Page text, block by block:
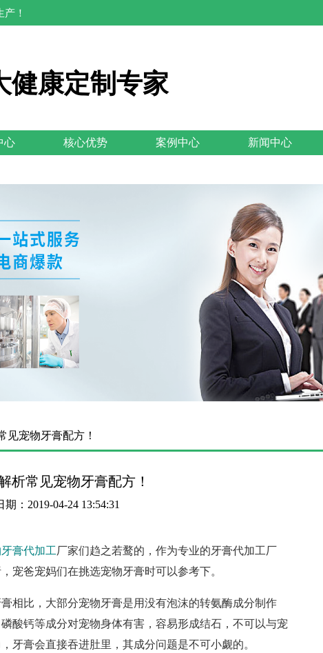
！
健康定制专家
心 核心优势 案例中心 新闻中心
见宠物牙膏配方！
析常见宠物牙膏配方！
期：2019-04-24 13:54:31
膏代加工厂家们趋之若鹜的，作为专业的牙膏代加工厂
宠爸宠妈们在挑选宠物牙膏时可以参考下。
相比，大部分宠物牙膏是用没有泡沫的转氨酶成分制作
酸钙等成分对宠物身体有害，容易形成结石，不可以与宠
牙膏会直接吞进肚里，其成分问题是不可小觑的。